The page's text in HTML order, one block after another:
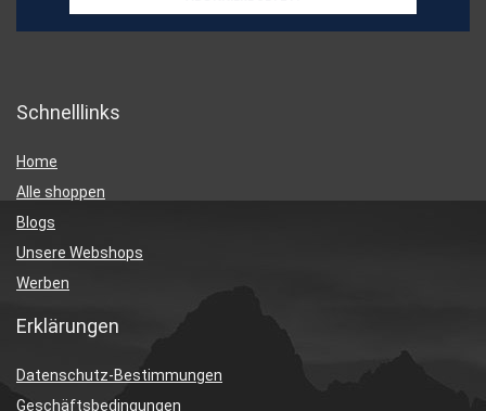
Schnelllinks
Home
Alle shoppen
Blogs
Unsere Webshops
Werben
Erklärungen
Datenschutz-Bestimmungen
Geschäftsbedingungen